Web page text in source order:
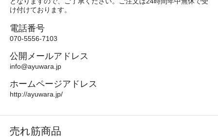
け付けております。
電話番号
070-5556-7103
公開メールアドレス
info@ayuwara.jp
ホームページアドレス
http://ayuwara.jp/
売れ筋商品